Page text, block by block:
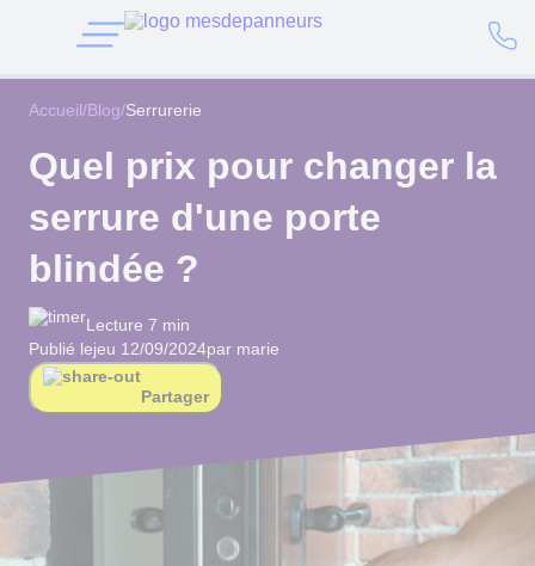
Accueil/Blog/Serrurerie
Quel prix pour changer la
serrure d'une porte
blindée ?
Lecture 7 min
Publié lejeu 12/09/2024par marie
Partager